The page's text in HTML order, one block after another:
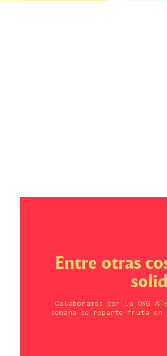
Entre otras
Colaboramos con la ONG
semana se reparte fruta en